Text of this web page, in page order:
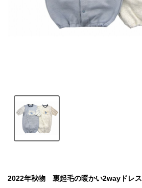
2022年秋物　裏起毛の暖かい2wayドレス